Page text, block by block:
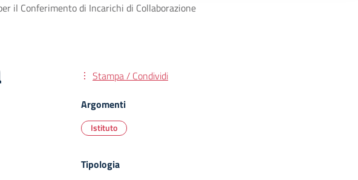
il Conferimento di Incarichi di Collaborazione
Stampa / Condividi
Argomenti
Istituto
Tipologia